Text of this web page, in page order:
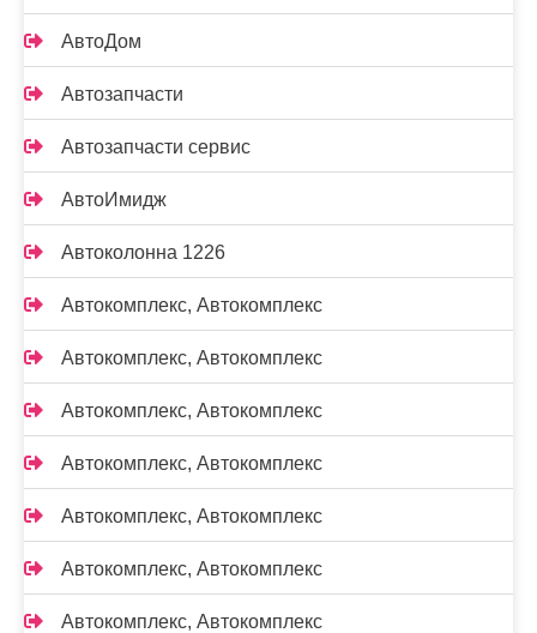
АвтоДом
Автозапчасти
Автозапчасти сервис
АвтоИмидж
Автоколонна 1226
Автокомплекс, Автокомплекс
Автокомплекс, Автокомплекс
Автокомплекс, Автокомплекс
Автокомплекс, Автокомплекс
Автокомплекс, Автокомплекс
Автокомплекс, Автокомплекс
Автокомплекс, Автокомплекс